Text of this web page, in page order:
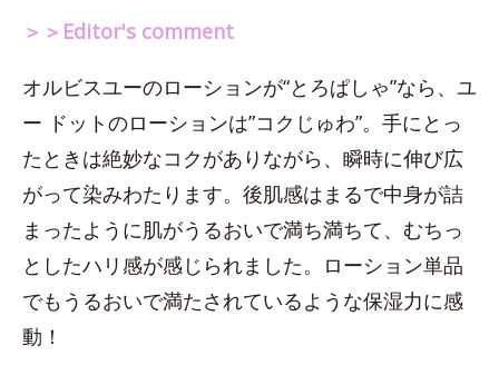
＞＞Editor's comment
オルビスユーのローションが“とろぱしゃ”なら、ユ
ー ドットのローションは”コクじゅわ”。手にとっ
たときは絶妙なコクがありながら、瞬時に伸び広
がって染みわたります。後肌感はまるで中身が詰
まったように肌がうるおいで満ち満ちて、むちっ
としたハリ感が感じられました。ローション単品
でもうるおいで満たされているような保湿力に感
動！